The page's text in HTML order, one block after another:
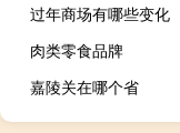
过年商场有哪些变化
肉类零食品牌
嘉陵关在哪个省